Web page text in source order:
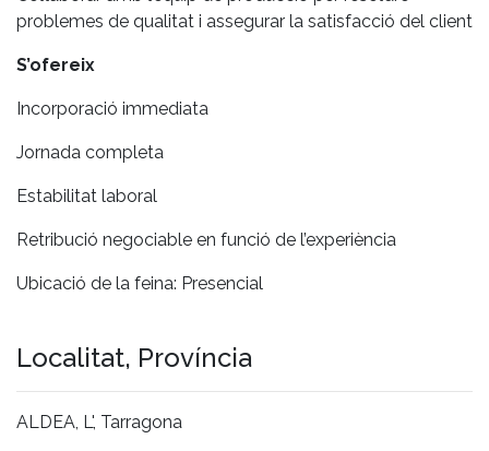
problemes de qualitat i assegurar la satisfacció del client
S’ofereix
Incorporació immediata
Jornada completa
Estabilitat laboral
Retribució negociable en funció de l’experiència
Ubicació de la feina: Presencial
Localitat, Província
ALDEA, L', Tarragona